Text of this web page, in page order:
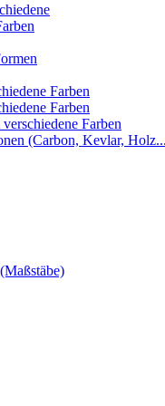
Farben
Farben
Farben
(Carbon, Kevlar,